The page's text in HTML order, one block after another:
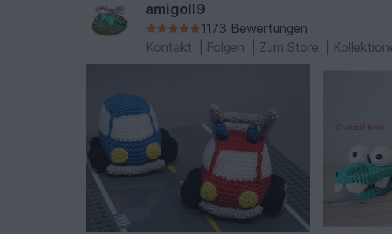
amigoll9
1173 Bewertungen
Kontakt
Folgen Zum Store